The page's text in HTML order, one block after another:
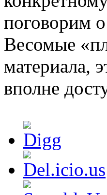
поговорим
Весомые
материала,
вполне